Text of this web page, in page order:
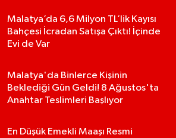
Malatya’da 6,6 Milyon TL’lik Kayısı
Bahçesi İcradan Satışa Çıktı! İçinde
Evi de Var
Malatya'da Binlerce Kişinin
Beklediği Gün Geldi! 8 Ağustos'ta
Anahtar Teslimleri Başlıyor
En Düşük Emekli Maaşı Resmi